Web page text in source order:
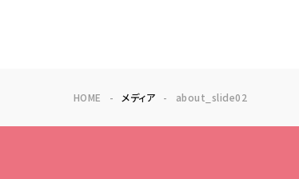
HOME メディア about_slide02